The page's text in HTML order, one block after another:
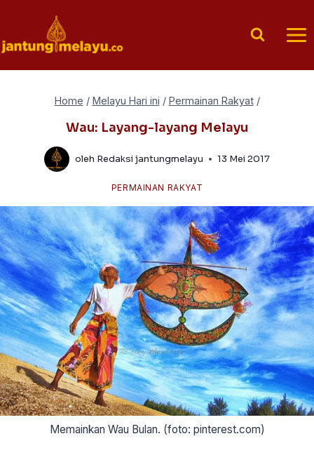
content
Home / Melayu Hari ini / Permainan Rakyat /
Wau: Layang-layang Melayu
oleh Redaksi jantungmelayu 13 Mei 2017
PERMAINAN RAKYAT
Memainkan Wau Bulan. (foto: pinterest.com)